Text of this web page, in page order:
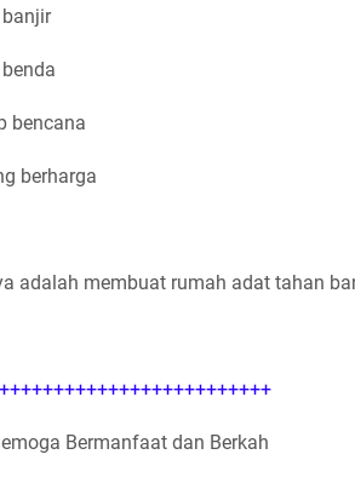
bencana
berharga
adalah membuat rumah adat tahan
Bermanfaat dan Berkah